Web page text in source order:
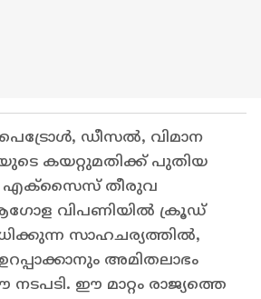
പെട്രോൾ, ഡീസൽ, വിമാന
കയറ്റുമതിക്ക് പുതിയ
എക്സൈസ് തീരുവ
വിപണിയിൽ ക്രൂഡ്
സാഹചര്യത്തിൽ,
അമിതലാഭം
ഈ മാറ്റം രാജ്യത്തെ